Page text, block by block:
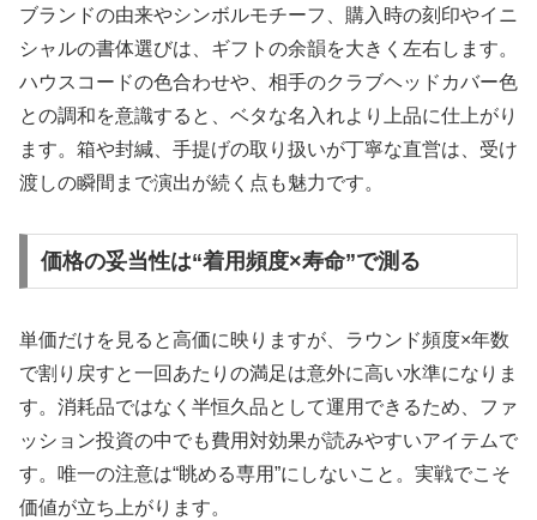
ブランドの由来やシンボルモチーフ、購入時の刻印やイニ
シャルの書体選びは、ギフトの余韻を大きく左右します。
ハウスコードの色合わせや、相手のクラブヘッドカバー色
との調和を意識すると、ベタな名入れより上品に仕上がり
ます。箱や封緘、手提げの取り扱いが丁寧な直営は、受け
渡しの瞬間まで演出が続く点も魅力です。
価格の妥当性は“着用頻度×寿命”で測る
単価だけを見ると高価に映りますが、ラウンド頻度×年数
で割り戻すと一回あたりの満足は意外に高い水準になりま
す。消耗品ではなく半恒久品として運用できるため、ファ
ッション投資の中でも費用対効果が読みやすいアイテムで
す。唯一の注意は“眺める専用”にしないこと。実戦でこそ
価値が立ち上がります。